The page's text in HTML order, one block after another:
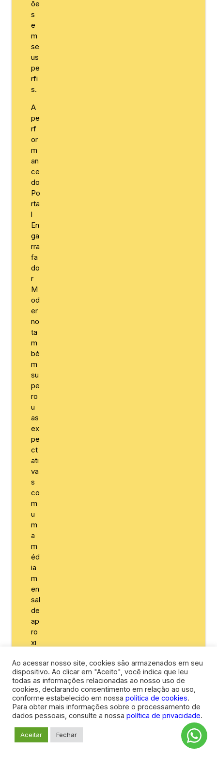
õe
s
e
m
se
us
pe
rfi
s.
A
pe
rf
or
m
an
ce
do
Po
rta
l
En
ga
rra
fa
do
r
M
od
er
no
ta
m
bé
m
su
pe
ro
u
as
ex
pe
ct
ati
va
s
co
m
u
m
a
m
éd
ia
m
en
sal
de
ap
ro
xi
ad
a
m
en
te
20
mil
*
Ao acessar nosso site, cookies são armazenados em seu
dispositivo. Ao clicar em "Aceito", você indica que leu
todas as informações relacionadas ao nosso uso de
cookies, declarando consentimento em relação ao uso,
conforme estabelecido em nossa política de cookies.
Para obter mais informações sobre o processamento de
dados pessoais, consulte a nossa política de privacidade.
Aceitar Fechar